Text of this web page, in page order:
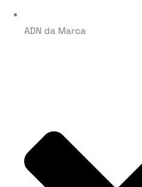
ADN da Marca